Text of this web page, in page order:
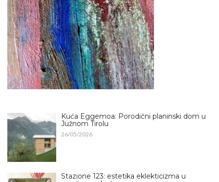
Kuća Eggemoa: Porodični planinski dom u
Južnom Tirolu
26/05/2026
Stazione 123: estetika eklekticizma u